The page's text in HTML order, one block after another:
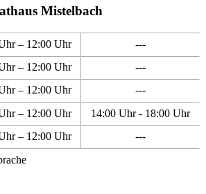
Mistelbach
– 12:00 Uhr
---
– 12:00 Uhr
---
– 12:00 Uhr
---
– 12:00 Uhr
14:00 Uhr - 18:00 Uhr
– 12:00 Uhr
---